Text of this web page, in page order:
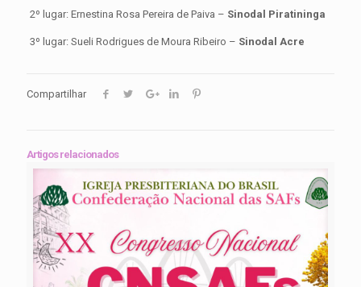
2º lugar: Ernestina Rosa Pereira de Paiva – Sinodal Piratininga
3º lugar: Sueli Rodrigues de Moura Ribeiro – Sinodal Acre
Compartilhar
Artigos relacionados